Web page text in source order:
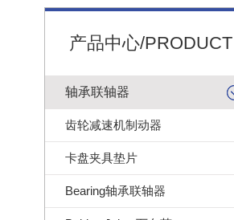
产品中心/PRODUCT
轴承联轴器
齿轮减速机制动器
卡盘夹具垫片
Bearing轴承联轴器